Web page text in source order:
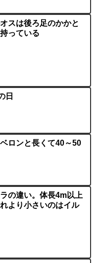
スは後ろ足のかかと
っている
日
ロンと長くて40～50
の違い。体長4m以上
より小さいのはイル